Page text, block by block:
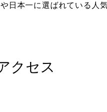
日本一に選ばれている人気
クセス